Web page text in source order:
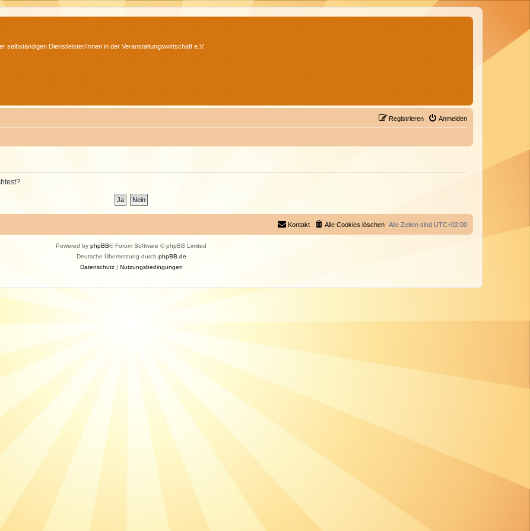
selbständigen Dienstleister/Innen in der Veranstaltungswirtschaft e.V.
Anmelden
Registrieren
Alle Zeiten sind UTC+02:00
Alle Cookies löschen
Kontakt
Powered by phpBB® Forum Software © phpBB Limited
Deutsche Übersetzung durch phpBB.de
Datenschutz| Nutzungsbedingungen